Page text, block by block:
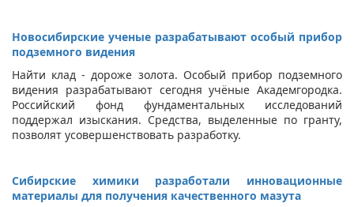
Новосибирские ученые разрабатывают особый прибор
подземного видения
Найти клад - дороже золота. Особый прибор подземного
видения разрабатывают сегодня учёные Академгородка.
Российский фонд фундаментальных исследований
поддержал изыскания. Средства, выделенные по гранту,
позволят усовершенствовать разработку.
Сибирские химики разработали инновационные
материалы для получения качественного мазута